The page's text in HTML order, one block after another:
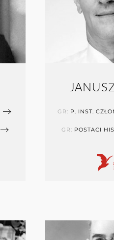
GR: P. INST.
GR: POSTACI